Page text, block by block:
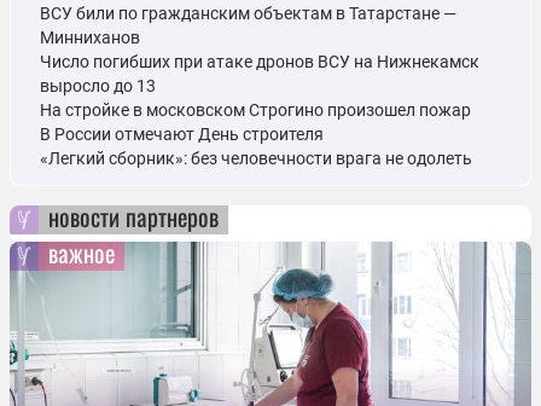
ВСУ били по гражданским объектам в Татарстане ―
Минниханов
Число погибших при атаке дронов ВСУ на Нижнекамск
выросло до 13
На стройке в московском Строгино произошел пожар
В России отмечают День строителя
«Легкий сборник»: без человечности врага не одолеть
новости партнеров
важное